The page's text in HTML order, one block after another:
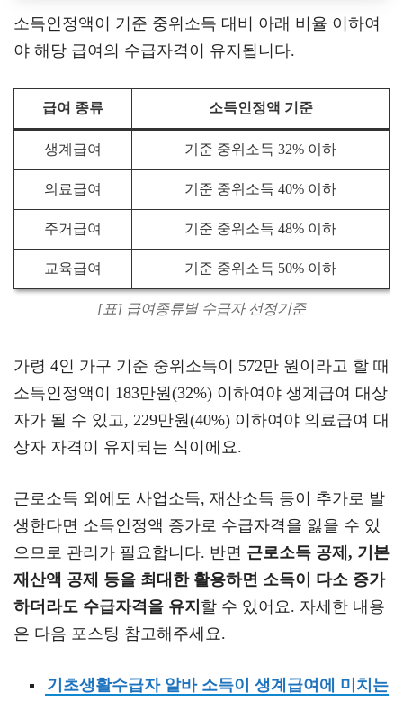
소득인정액이 기준 중위소득 대비 아래 비율 이하여
야 해당 급여의 수급자격이 유지됩니다.
급여 종류 소득인정액 기준
생계급여 기준 중위소득 32% 이하
의료급여 기준 중위소득 40% 이하
주거급여 기준 중위소득 48% 이하
교육급여 기준 중위소득 50% 이하
[표] 급여종류별 수급자 선정기준
가령 4인 가구 기준 중위소득이 572만 원이라고 할 때
소득인정액이 183만원(32%) 이하여야 생계급여 대상
자가 될 수 있고, 229만원(40%) 이하여야 의료급여 대
상자 자격이 유지되는 식이에요.
근로소득 외에도 사업소득, 재산소득 등이 추가로 발
생한다면 소득인정액 증가로 수급자격을 잃을 수 있
으므로 관리가 필요합니다. 반면 근로소득 공제, 기본
재산액 공제 등을 최대한 활용하면 소득이 다소 증가
하더라도 수급자격을 유지 할 수 있어요. 자세한 내용
은 다음 포스팅 참고해주세요.
기초생활수급자 알바 소득이 생계급여에 미치는